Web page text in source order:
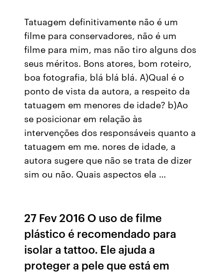
Tatuagem definitivamente não é um
filme para conservadores, não é um
filme para mim, mas não tiro alguns dos
seus méritos. Bons atores, bom roteiro,
boa fotografia, blá blá blá. A)Qual é o
ponto de vista da autora, a respeito da
tatuagem em menores de idade? b)Ao
se posicionar em relação às
intervenções dos responsáveis quanto a
tatuagem em me. nores de idade, a
autora sugere que não se trata de dizer
sim ou não. Quais aspectos ela …
27 Fev 2016 O uso de filme
plástico é recomendado para
isolar a tattoo. Ele ajuda a
proteger a pele que está em